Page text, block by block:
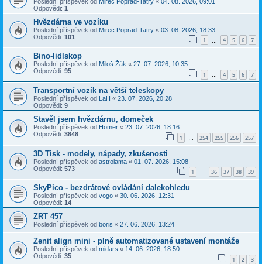
Odpovědi: 1
Hvězdárna ve vozíku
Poslední příspěvek od Mirec Poprad-Tatry « 03. 08. 2026, 18:33
Odpovědi: 101 1 4 5 6 7
Bino-lidlskop
Poslední příspěvek od Miloš Žák « 27. 07. 2026, 10:35
Odpovědi: 95 1 … 4 5 6 7
Transportní vozík na větší teleskopy
Poslední příspěvek od LaH « 23. 07. 2026, 20:28
Odpovědi: 9
Stavěl jsem hvězdárnu, domeček
Poslední příspěvek od Homer « 23. 07. 2026, 18:16
Odpovědi: 3848 1 … 254 255 256 257
3D Tisk - modely, nápady, zkušenosti
Poslední příspěvek od astrolama « 01. 07. 2026, 15:08
Odpovědi: 573 1 36 37 38 39
SkyPico - bezdrátové ovládání dalekohledu
Poslední příspěvek od vogo « 30. 06. 2026, 12:31
Odpovědi: 14
ZRT 457
Poslední příspěvek od boris « 27. 06. 2026, 13:24
Zenit align mini - plně automatizované ustavení montáže
Poslední příspěvek od midars « 14. 06. 2026, 18:50
Odpovědi: 35 1 2 3